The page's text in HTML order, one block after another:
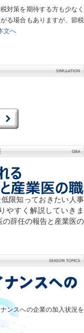
対策を期待する方も少なく
る場合もありますが、節税
文へ
限知っておきたい人事
やすく解説していきま
辞任の報告と産業医の
ンスへの企業の加入状況を